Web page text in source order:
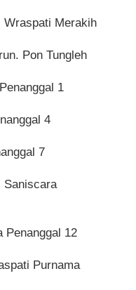
Wraspati Merakih
Pon Tungleh
1
4
7
Saniscara
Penanggal 12
Purnama